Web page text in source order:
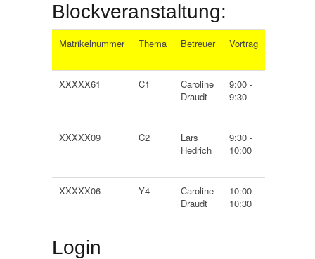
Blockveranstaltung:
Matrikelnummer Thema Betreuer Vortrag
XXXXX61 C1
Caroline
Draudt
9:00 -
9:30
XXXXX09 C2
Lars
Hedrich
9:30 -
10:00
XXXXX06 Y4
Caroline
Draudt
10:00 -
10:30
Login